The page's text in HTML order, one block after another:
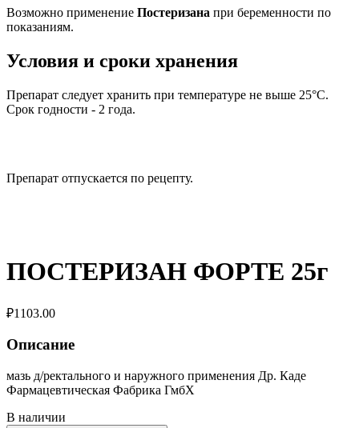
Возможно применение Постеризана при беременности по
показаниям.
Условия и сроки хранения
Препарат следует хранить при температуре не выше 25°C.
Срок годности - 2 года.
Препарат отпускается по рецепту.
ПОСТЕРИЗАН ФОРТЕ 25г
₽1103.00
Описание
мазь д/ректального и наружного применения Др. Каде
Фармацевтическая Фабрика ГмбХ
В наличии